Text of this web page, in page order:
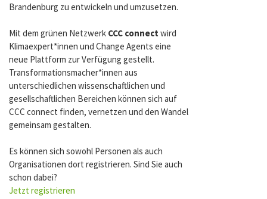
Brandenburg zu entwickeln und umzusetzen.
Mit dem grünen Netzwerk CCC connect wird
Klimaexpert*innen und Change Agents eine
neue Plattform zur Verfügung gestellt.
Transformationsmacher*innen aus
unterschiedlichen wissenschaftlichen und
gesellschaftlichen Bereichen können sich auf
CCC connect finden, vernetzen und den Wandel
gemeinsam gestalten.
Es können sich sowohl Personen als auch
Organisationen dort registrieren. Sind Sie auch
schon dabei?
Jetzt registrieren